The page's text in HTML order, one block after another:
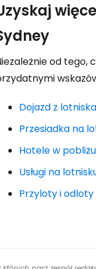
od tego,
Dojazd z
Przesiadka na
Hotele w
Usługi na
Przyloty i